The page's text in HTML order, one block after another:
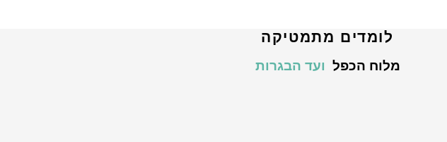
לומדים מתמטיקה
מלוח הכפל ועד הבגרות